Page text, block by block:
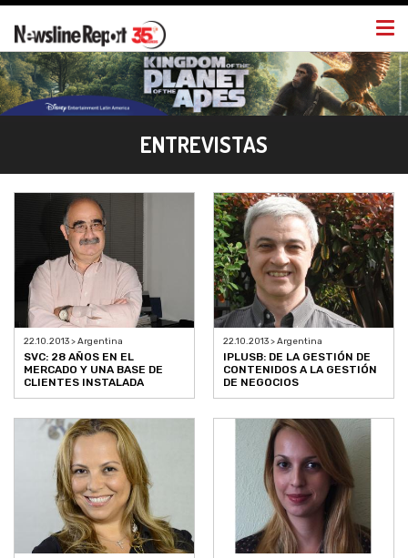
ENTREVISTAS
22.10.2013 > Argentina
SVC: 28 AÑOS EN EL
MERCADO Y UNA BASE DE
CLIENTES INSTALADA
22.10.2013 > Argentina
IPLUSB: DE LA GESTIÓN DE
CONTENIDOS A LA GESTIÓN
DE NEGOCIOS